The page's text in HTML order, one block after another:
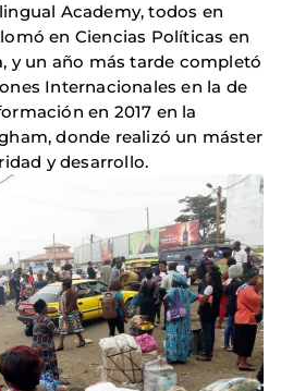
Academy, todos en
en Ciencias Políticas en
y un año más tarde completó
Internacionales en la de
en 2017 en la
donde realizó un máster
y desarrollo.